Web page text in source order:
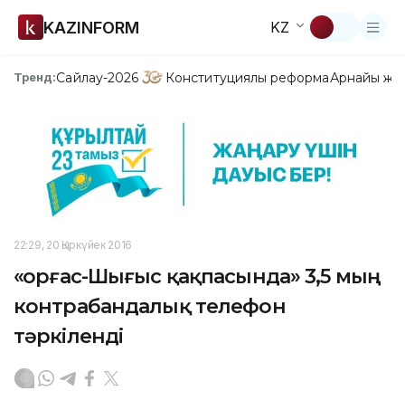
KAZINFORM KZ
Тренд:Сайлау-2026 Конституциялық реформаАрнайы
22:29, 20 Қыркүйек 2016
«Қорғас-Шығыс қақпасында» 3,5 мың
контрабандалық телефон
тәркіленді